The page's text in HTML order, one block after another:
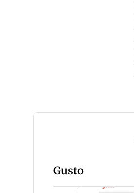
Gusto